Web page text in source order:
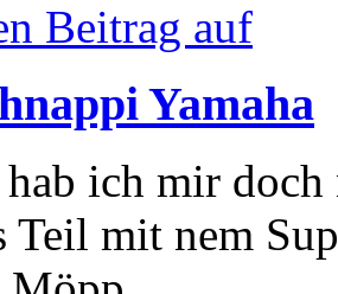
Beitrag auf
Yamaha
ich mir
Teil mit nem